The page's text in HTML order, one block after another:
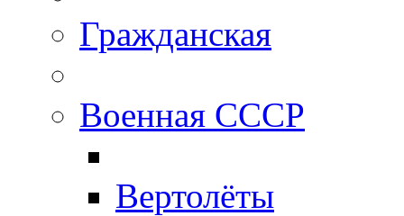
Гражданская
Военная СССР
Вертолёты